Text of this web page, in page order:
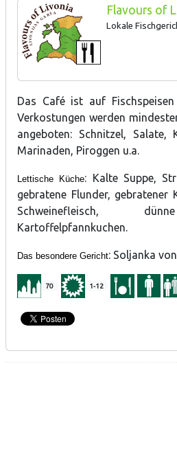
Flavours of
Lokale
Das Café ist auf
Verkostungen werden
angeboten: Schnitzel, Salate,
Marinaden, Piroggen u.a.
Lettische Küche: Kalte Suppe,
gebratene Flunder, gebratener
Schweinefleisch,
Kartoffelpfannkuchen.
Das besondere Gericht: Soljanka
70 1-12